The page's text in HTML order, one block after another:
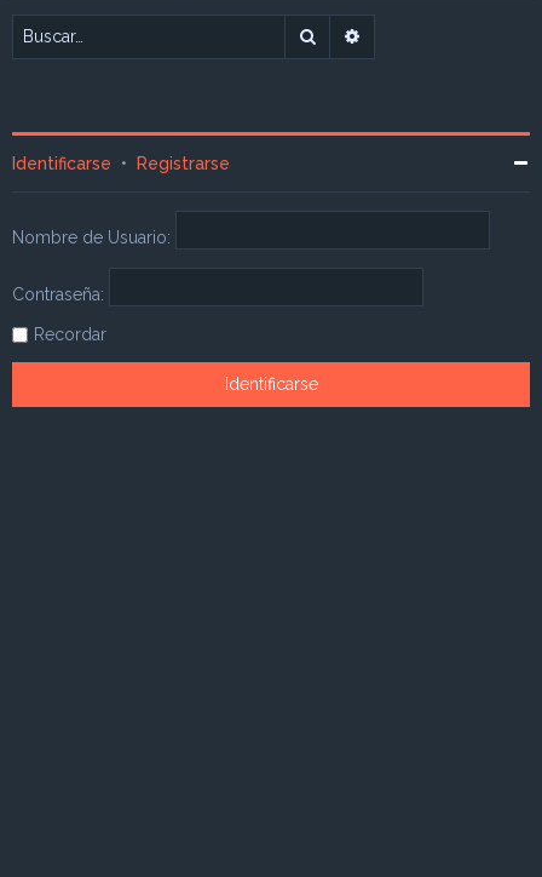
Buscar
Identificarse • Registrarse
Nombre de Usuario:
Contraseña:
Recordar